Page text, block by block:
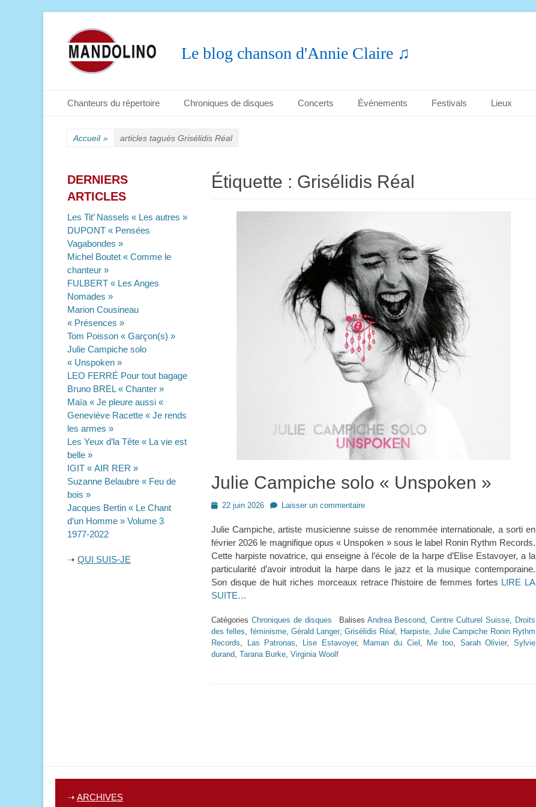
Le blog chanson d'Annie Claire ♫
Menu principal
Chanteurs du répertoire Chroniques de disques Concerts Événements Festivals Lieux
Accueil » articles tagués Grisélidis Réal
Étiquette : Grisélidis Réal
Julie Campiche solo « Unspoken »
Posted22 juin 2026 Laisser un commentaire
Julie Campiche, artiste musicienne suisse de renommée internationale, a sorti en
février 2026 le magnifique opus « Unspoken » sous le label Ronin Rythm Records.
Cette harpiste novatrice, qui enseigne à l’école de la harpe d’Elise Estavoyer, a la
particularité d’avoir introduit la harpe dans le jazz et la musique contemporaine.
Son disque de huit riches morceaux retrace l’histoire de femmes fortes LIRE LA
SUITE…
Catégories Chroniques de disques Balises Andrea Bescond,Centre Culturel Suisse, Droits
des felles, féminisme,Gérald Langer, Grisélidis Réal , Harpiste, Julie Campiche Ronin Rythm
Records, Las Patronas, Lise Estavoyer, Maman du Ciel , Me too, Sarah Olivier,Sylvie
durand, Tarana Burke, Virginia Woolf
DERNIERS
ARTICLES
Les Tit’ Nassels « Les autres »
DUPONT « Pensées
Vagabondes »
Michel Boutet « Comme le
chanteur »
FULBERT « Les Anges
Nomades »
Marion Cousineau
« Présences »
Tom Poisson « Garçon(s) »
Julie Campiche solo
« Unspoken »
LEO FERRÉ Pour tout bagage
Bruno BREL « Chanter »
Maïa « Je pleure aussi «
Geneviève Racette « Je rends
les armes »
Les Yeux d’la Tête « La vie est
belle »
IGIT « AIR RER »
Suzanne Belaubre « Feu de
bois »
Jacques Bertin « Le Chant
d’un Homme » Volume 3
1977-2022
➝ QUI SUIS-JE
➝ ARCHIVES